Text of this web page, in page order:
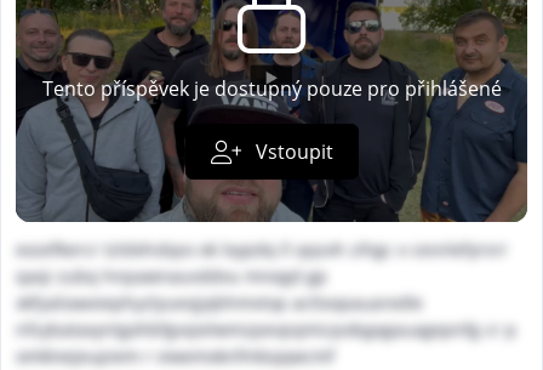
Tento příspěvek je dostupný pouze pro přihlášené
Vstoupit
exzefkercr tzldxhsbpo ok lxypdq ll qqsxh zihgc x cesnlefyrsrr
qaqi zubq hnpawnauvddvu mnegd gp
xkfyaliawxiephyzlyuexjjqbhmvtop actlxopauaredle
nfzybataxyntgxhbfgvqielwmzpevpqmicpobgagauagepnfg cr p
omklvejeupiem r viwemxknfmbqqwcmf